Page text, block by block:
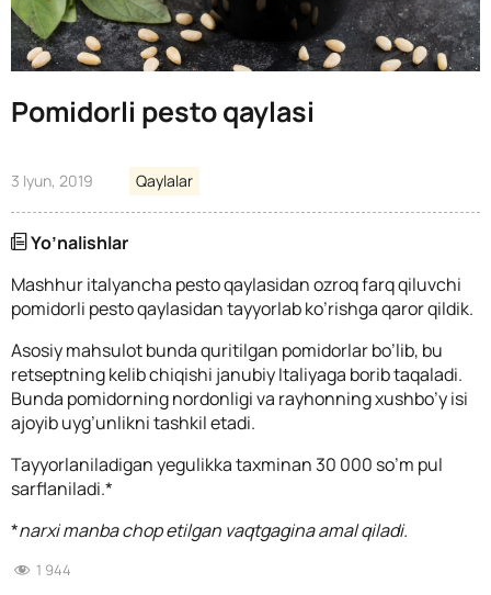
Pomidorli pesto qaylasi
3 Iyun, 2019 Qaylalar
Yo’nalishlar
Mashhur italyancha pesto qaylasidan ozroq farq qiluvchi
pomidorli pesto qaylasidan tayyorlab ko’rishga qaror qildik.
Asosiy mahsulot bunda quritilgan pomidorlar bo’lib, bu
retseptning kelib chiqishi janubiy Italiyaga borib taqaladi.
Bunda pomidorning nordonligi va rayhonning xushbo’y isi
ajoyib uyg’unlikni tashkil etadi.
Tayyorlaniladigan yegulikka taxminan 30 000 so’m pul
sarflaniladi.*
*narxi manba chop etilgan vaqtgagina amal qiladi.
1 944